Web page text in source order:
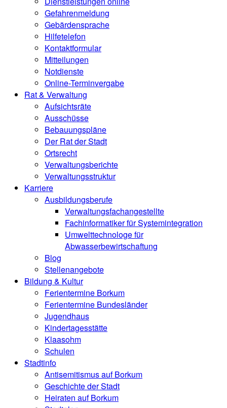
Gefahrenmeldung
Gebärdensprache
Hilfetelefon
Kontaktformular
Mitteilungen
Notdienste
Online-Terminvergabe
Rat & Verwaltung
Aufsichtsräte
Ausschüsse
Bebauungspläne
Der Rat der Stadt
Ortsrecht
Verwaltungsberichte
Verwaltungsstruktur
Karriere
Ausbildungsberufe
Verwaltungsfachangestellte
Fachinformatiker für Systemintegration
Umwelttechnologe für
Abwasserbewirtschaftung
Blog
Stellenangebote
Bildung & Kultur
Ferientermine Borkum
Ferientermine Bundesländer
Jugendhaus
Kindertagesstätte
Klaasohm
Schulen
Stadtinfo
Antisemitismus auf Borkum
Geschichte der Stadt
Heiraten auf Borkum